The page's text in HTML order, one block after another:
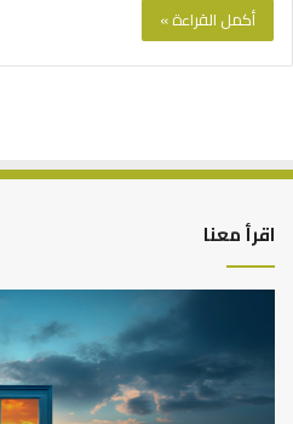
أكمل القراءة »
اقرأ معنا
التوازن
عمل
الدنيا
وطلب